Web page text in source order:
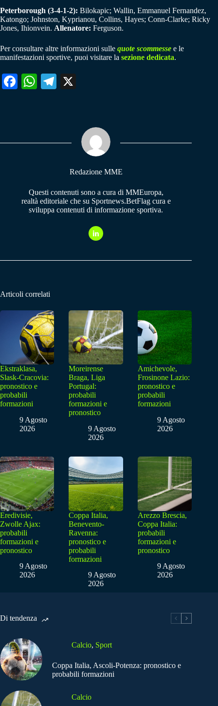
Peterborough (3-4-1-2): Bilokapic; Wallin, Emmanuel Fernandez,
Katongo; Johnston, Kyprianou, Collins, Hayes; Conn-Clarke; Ricky
Jones, Ihionvein. Allenatore: Ferguson.
Per consultare altre informazioni sulle quote scommesse e le
manifestazioni sportive, puoi visitare la sezione dedicata.
Fa W
pp
Te
m
Redazione MME
Questi contenuti sono a cura di MMEuropa,
realtà editoriale che su Sportnews.BetFlag cura e
sviluppa contenuti di informazione sportiva.
Articoli correlati
Ekstraklasa,
Slask-Cracovia:
pronostico e
probabili
formazioni
9 Agosto
2026
Moreirense
Braga, Liga
Portugal:
probabili
formazioni e
pronostico
9 Agosto
2026
Amichevole,
Frosinone Lazio:
pronostico e
probabili
formazioni
9 Agosto
2026
Eredivisie,
Zwolle Ajax:
probabili
formazioni e
pronostico
9 Agosto
2026
Coppa Italia,
Benevento-
Ravenna:
pronostico e
probabili
formazioni
9 Agosto
2026
Arezzo Brescia,
Coppa Italia:
probabili
formazioni e
pronostico
9 Agosto
2026
Di tendenza
Calcio, Sport
Coppa Italia, Ascoli-Potenza: pronostico e
probabili formazioni
Calcio